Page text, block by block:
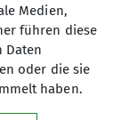
Medien,
führen diese
Daten
oder die sie
haben.